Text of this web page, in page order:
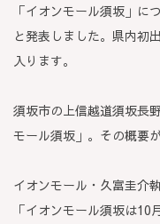
「イオンモール須坂」に
と発表しました。県内初
入ります。
須坂市の上信越道須坂長
モール須坂」。その概要
イオンモール・久富圭介
「イオンモール須坂は